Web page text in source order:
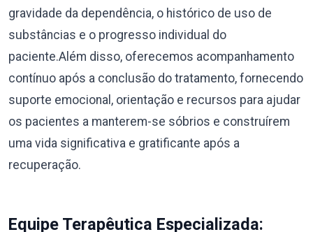
gravidade da dependência, o histórico de uso de
substâncias e o progresso individual do
paciente.Além disso, oferecemos acompanhamento
contínuo após a conclusão do tratamento, fornecendo
suporte emocional, orientação e recursos para ajudar
os pacientes a manterem-se sóbrios e construírem
uma vida significativa e gratificante após a
recuperação.
Equipe Terapêutica Especializada: